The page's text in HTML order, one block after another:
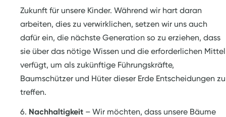
Zukunft für unsere Kinder. Während wir hart daran
arbeiten, dies zu verwirklichen, setzen wir uns auch
dafür ein, die nächste Generation so zu erziehen, dass
sie über das nötige Wissen und die erforderlichen Mittel
verfügt, um als zukünftige Führungskräfte,
Baumschützer und Hüter dieser Erde Entscheidungen zu
treffen.
Nachhaltigkeit – Wir möchten, dass unsere Bäume